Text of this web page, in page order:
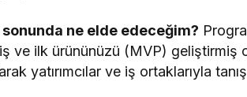
ne elde edeceğim?
ve ilk ürününüzü (MVP) geliştirmiş
yatırımcılar ve iş ortaklarıyla